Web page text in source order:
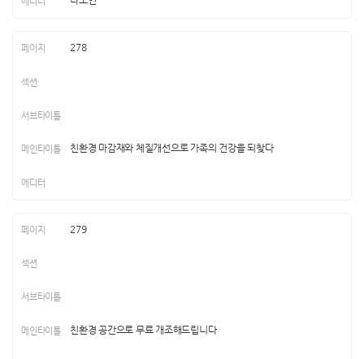
278
친환경 마감재와 체질개선으로 가족의 건강을 되찾다
279
친환경 공간으로 무료 개조해드립니다